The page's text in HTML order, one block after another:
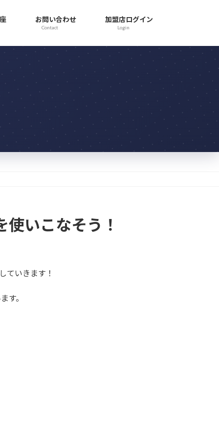
お問い合わせ
Contact
加盟店ログイン
Login
使いこなそう！
ていきます！
す。